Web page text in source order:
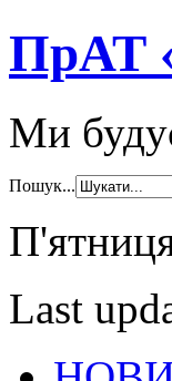
ПрАТ
Ми
Пошук...
Last